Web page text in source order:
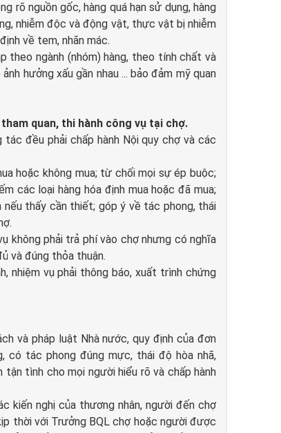
rõ nguồn gốc, hàng quá hạn sử dụng, hàng
nhiễm độc và động vật, thực vật bị nhiễm
về tem, nhãn mác.
theo ngành (nhóm) hàng, theo tính chất và
hưởng xấu gần nhau ... bảo đảm mỹ quan
quan, thi hành công vụ tại chợ.
tác đều phải chấp hành Nội quy chợ và các
hoặc không mua; từ chối mọi sự ép buộc;
các loại hàng hóa định mua hoặc đã mua;
nếu thấy cần thiết; góp ý về tác phong, thái
không phải trả phí vào chợ nhưng có nghĩa
và đúng thỏa thuận.
nhiệm vụ phải thông báo, xuất trình chứng
và pháp luật Nhà nước, quy định của đơn
có tác phong đúng mực, thái độ hòa nhã,
tình cho mọi người hiểu rõ và chấp hành
kiến nghị của thương nhân, người đến chợ
thời với Trưởng BQL chợ hoặc người được